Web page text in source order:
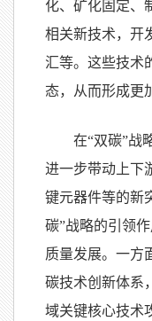
化、矿化固定、
相关新技术，开
汇等。这些技术
态，从而形成更
在“双碳”战
进一步带动上下
键元器件等的新
碳”战略的引领
质量发展。一方
碳技术创新体系
域关键核心技术